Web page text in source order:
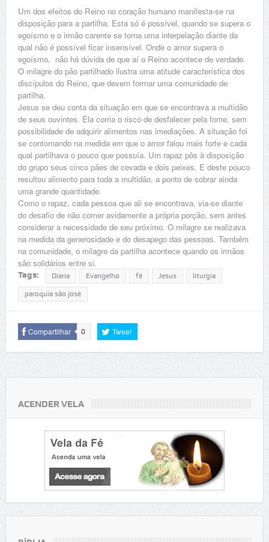
Um dos efeitos do Reino no coração humano manifesta-se na
disposição para a partilha. Esta só é possível, quando se supera o
egoísmo e o irmão carente se torna uma interpelação diante da
qual não é possível ficar insensível. Onde o amor supera o
egoísmo, não há dúvida de que aí o Reino acontece de verdade.
O milagre do pão partilhado ilustra uma atitude característica dos
discípulos do Reino, que devem formar uma comunidade de
partilha.
Jesus se deu conta da situação em que se encontrava a multidão
de seus ouvintes. Ela corria o risco de desfalecer pela fome, sem
possibilidade de adquirir alimentos nas imediações. A situação foi
se contornando na medida em que o amor falou mais forte e cada
qual partilhava o pouco que possuía. Um rapaz pôs à disposição
do grupo seus cinco pães de cevada e dois peixes. E deste pouco
resultou alimento para toda a multidão, a ponto de sobrar ainda
uma grande quantidade.
Como o rapaz, cada pessoa que ali se encontrava, via-se diante
do desafio de não comer avidamente a própria porção, sem antes
considerar a necessidade de seu próximo. O milagre se realizava
na medida da generosidade e do desapego das pessoas. Também
na comunidade, o milagre da partilha acontece quando os irmãos
são solidários entre si.
Tags: Diaria Evangelho fé Jesus liturgia
paroquia são josé
Compartilhar 0 Tweet
ACENDER VELA